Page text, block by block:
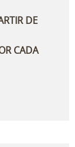
DE
CADA